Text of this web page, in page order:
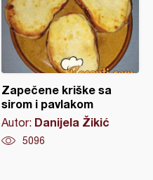
Zapečene kriške sa
sirom i pavlakom
Autor: Danijela Žikić
5096